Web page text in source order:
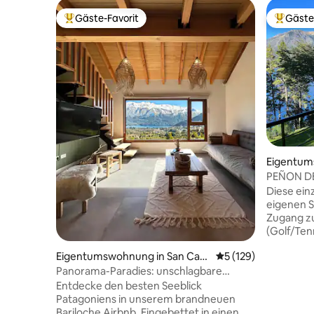
Beliebter Gäste-Favorit.
Gäste-Favorit
Eigentumswohnung in San Carl
os de Bariloche
Durchschnittliche
5 (129)
Panorama-Paradies: unschlagbare
Aussicht für Paare
Entdecke den besten Seeblick
Patagoniens in unserem brandneuen
Carlos
PEÑON
Zimmer -
Diese
eigenen
Zugang
(Golf/